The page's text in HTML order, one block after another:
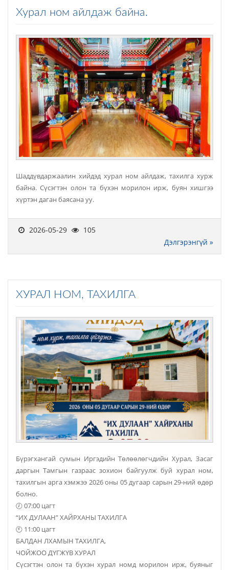
Хурал ном айлдаж байна.
Шаддүвдаржаалин хийдэд хурал ном айлдаж, тахилга хурж
байна. Сүсэгтэн олон та бүхэн морилон ирж, буян хишгээ
хүртэн даган баясана уу.
2026-05-29
105
Дэлгэрэнгүй »
ХУРАЛ НОМ, ТАХИЛГА
Бүрэгхангай сумын Иргэдийн Төлөөлөгчдийн Хурал, Засаг
даргын Тамгын газраас зохион байгуулж буй хурал ном,
тахилгын арга хэмжээ 2026 оны 05 дугаар сарын 29-ний өдөр
болно.
🕖 07:00 цагт
“ИХ ДУЛААН” ХАЙРХАНЫ ТАХИЛГА
🕚 11:00 цагт
БАЛДАН ЛХАМЫН ТАХИЛГА,
ЧОЙЖОО ДҮГЖҮВ ХУРАЛ
Сүсэгтэн олон та бүхэн хурал номд морилон ирж, буяныг